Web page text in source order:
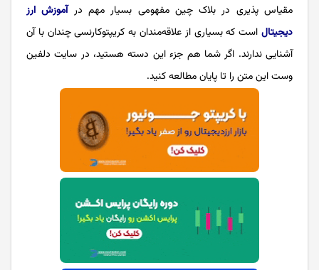
مقیاس پذیری در بلاک چین مفهومی بسیار مهم درآموزش ارز
دیجیتال است که بسیاری از علاقه‌مندان به کریپتوکارنسی چندان با آن
آشنایی ندارند. اگر شما هم جزء این دسته هستید، در سایت دلفین
وست این متن را تا پایان مطالعه ‌کنید.